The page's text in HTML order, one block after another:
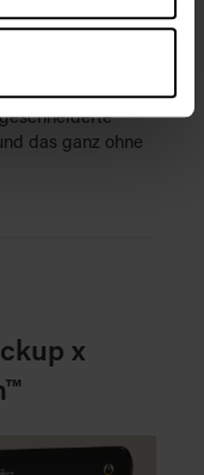
ab
Sie nicht nur
auch das
das ganz ohne
x